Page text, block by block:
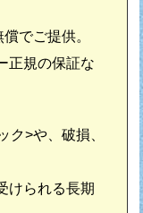
でご提供。
正規の保証な
ク>や、破損、
けられる長期